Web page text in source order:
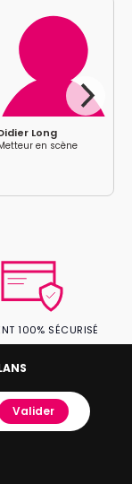
Long
en scène
100% SÉCURISÉ
Valider